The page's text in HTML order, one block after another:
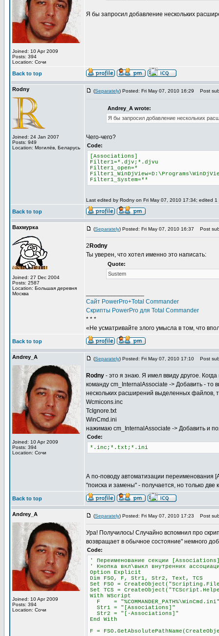
Joined: 10 Apr 2009
Posts: 394
Location: Сочи
Я бы запросил добавление нескольких
Back to top
Rodny
Joined: 24 Jan 2007
Posts: 949
Location: Могилёв, Беларусь
(Separately) Posted: Fri May 07, 2010 16:29 Post
Andrey_A wrote:
Я бы запросил добавление нескольких
Чего-чего?
Code:
[Associations]
Filter1=*.djv;*.djvu
Filter1_open=*
Filter1_System=**
Last edited by Rodny on Fri May 07, 2010 17:34; edited 1
Back to top
Вахмурка
Joined: 27 Dec 2004
Posts: 2587
Location: Большая деревня
Москва
(Separately) Posted: Fri May 07, 2010 16:37 Post
2 Rodny
Ты уверен, что хотел именно это написать:
Quote:
Sustem
Сайт PowerPro+Total Commander
Скрипты PowerPro для Total Commander
* * *
«Не усматривайте злого умысла в том, что
Back to top
Andrey_A
Joined: 10 Apr 2009
Posts: 394
Location: Сочи
(Separately) Posted: Fri May 07, 2010 17:10 Post
Rodny - это я знаю. Я имел ввиду другое.
команду cm_InternalAssociate -> Добавить -
нескольких расширений выделенных файлов,
Wcmicons.inc
TcIgnore.txt
WinCmd.ini
нажимаю cm_InternalAssociate -> Добавить и
Code:
*.inс;*.txt;*.ini
А по-поводу автоматизации переименования
"поиска и замены" - получается, но только две
Back to top
Andrey_A
Joined: 10 Apr 2009
Posts: 394
Location: Сочи
(Separately) Posted: Fri May 07, 2010 17:23 Post
Ура! Получилось! Случайно вспомнил про
возвращает в обычное состояние" немного
Code:
' Переименование секции
' Кнопка вкл\выкл внутренних
Option Explicit
Dim FSO, F, Str1, Str2, Text, TCS
Set FSO =
Set TCS =
With WScript
F =
Str1 = "[Associations]"
Str2 = "[-Associations]"
End With
F =